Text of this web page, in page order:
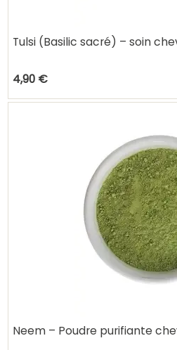
Tulsi (Basilic sacré) – soin
4,90 €
Neem – Poudre purifiante